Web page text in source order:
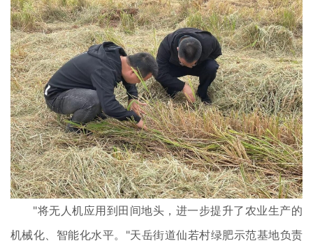
"将无人机应用到田间地头，进一步提升了农业生产的
机械化、智能化水平。"天岳街道仙若村绿肥示范基地负责